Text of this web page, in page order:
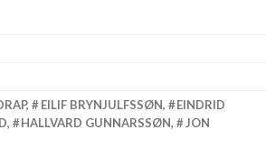
, EILIF BRYNJULFSSØN,
EINDRID
, HALLVARD GUNNARSSØN,
JON